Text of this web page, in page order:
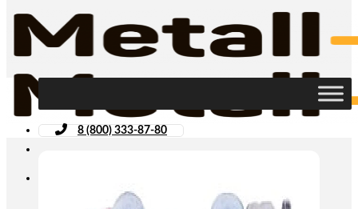
8 (800) 333-87-80